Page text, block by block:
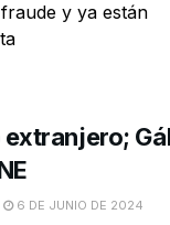
y ya están
6 DE JUNIO DE 2024